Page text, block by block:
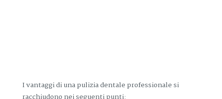
I vantaggi di una pulizia dentale professionale si